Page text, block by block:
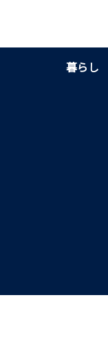
暮らし